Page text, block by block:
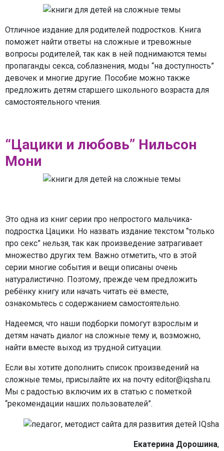
Отличное издание для родителей подростков. Книга
поможет найти ответы на сложные и тревожные
вопросы родителей, так как в ней поднимаются темы
пропаганды секса, соблазнения, моды “на доступность”
девочек и многие другие. Пособие можно также
предложить детям старшего школьного возраста для
самостоятельного чтения.
“Цацики и любовь” Нильсон
Мони
Это одна из книг серии про непростого мальчика-
подростка Цацики. Но назвать издание текстом “только
про секс” нельзя, так как произведение затрагивает
множество других тем. Важно отметить, что в этой
серии многие события и вещи описаны очень
натуралистично. Поэтому, прежде чем предложить
ребёнку книгу или начать читать её вместе,
ознакомьтесь с содержанием самостоятельно.
Надеемся, что наши подборки помогут взрослым и
детям начать диалог на сложные тему и, возможно,
найти вместе выход из трудной ситуации.
Если вы хотите дополнить список произведений на
сложные темы, присылайте их на почту editor@iqsha.ru.
Мы с радостью включим их в статью с пометкой
“рекомендации наших пользователей”.
Екатерина Дорошина,